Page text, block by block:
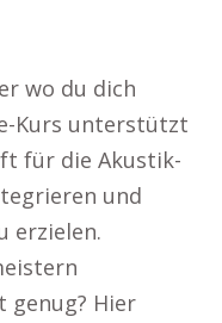
wo du dich
Kurs unterstützt
für die Akustik-
und
erzielen.
genug? Hier